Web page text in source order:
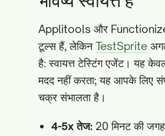
Applitools और Functionize
टूल्स हैं, लेकिनTestSprite
है: स्वायत्त टेस्टिंग एजेंट। यह
मदद नहीं करता; यह आपके लिए
चक्र संभालता है।
4-5x तेज: 20 मिनट की